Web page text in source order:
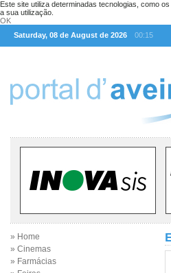
Este site utiliza determinadas tecnologias, como
a sua utilização.
OK
Saturday, 08 de August de 2026
00:15
» Home
» Cinemas
» Farmácias